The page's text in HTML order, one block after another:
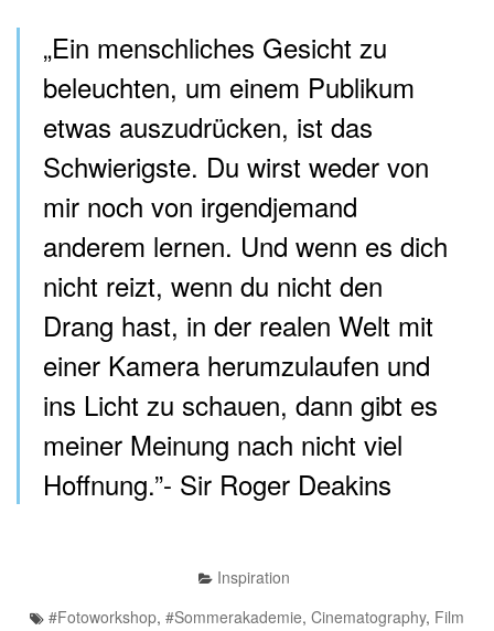
„Ein menschliches Gesicht zu
beleuchten, um einem Publikum
etwas auszudrücken, ist das
Schwierigste. Du wirst weder von
mir noch von irgendjemand
anderem lernen. Und wenn es dich
nicht reizt, wenn du nicht den
Drang hast, in der realen Welt mit
einer Kamera herumzulaufen und
ins Licht zu schauen, dann gibt es
meiner Meinung nach nicht viel
Hoffnung.”- Sir Roger Deakins
Inspiration
#Fotoworkshop, #Sommerakademie, Cinematography, Film